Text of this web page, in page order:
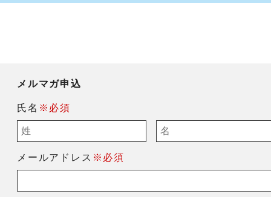
メルマガ申込
氏名 ※必須
メールアドレス ※必須